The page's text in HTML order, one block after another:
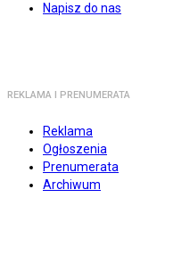
Napisz do nas
REKLAMA I PRENUMERATA
Reklama
Ogłoszenia
Prenumerata
Archiwum